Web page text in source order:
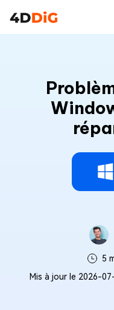
5
Mis à jour le 2026-